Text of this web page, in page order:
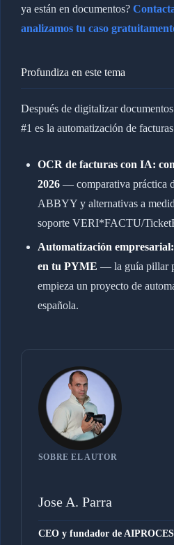
ya están en documentos?
analizamos tu caso
Profundiza en este tema
Después de digitalizar
#1 es la automatización de
OCR de facturas con IA:
2026— comparativa práctica
ABBYY y alternativas a
soporte VERI*FACTU/
Automatización
en tu PYME — la guía pillar
empieza un proyecto de
española.
SOBRE EL AUTOR
Jose A. Parra
CEO y fundador de